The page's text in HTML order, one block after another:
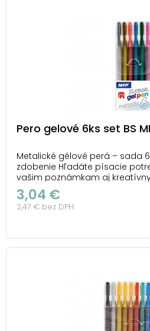
Pero gelové 6ks set BS
Metalické gélové perá – sada
zdobenie Hľadáte písacie
vašim poznámkam aj
jedinečný vzhľad? Sada 6
prináša elegantné farby s
vyniknú na bielom aj tmavom
3,04 €
2,47 € bez DPH